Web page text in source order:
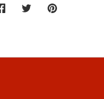
CompartirTuitearHacer